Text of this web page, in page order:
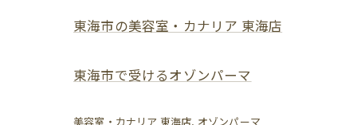
東海市の美容室・カナリア 東海店
東海市で受けるオゾンパーマ
美容室・カナリア 東海店 オゾンパーマ